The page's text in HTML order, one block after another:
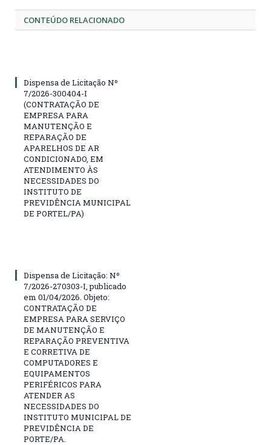
CONTEÚDO RELACIONADO
Dispensa de Licitação Nº
7/2026-300404-I
(CONTRATAÇÃO DE
EMPRESA PARA
MANUTENÇÃO E
REPARAÇÃO DE
APARELHOS DE AR
CONDICIONADO, EM
ATENDIMENTO ÀS
NECESSIDADES DO
INSTITUTO DE
PREVIDÊNCIA MUNICIPAL
DE PORTEL/PA)
Dispensa de Licitação: Nº
7/2026-270303-I, publicado
em 01/04/2026. Objeto:
CONTRATAÇÃO DE
EMPRESA PARA SERVIÇO
DE MANUTENÇÃO E
REPARAÇÃO PREVENTIVA
E CORRETIVA DE
COMPUTADORES E
EQUIPAMENTOS
PERIFÉRICOS PARA
ATENDER AS
NECESSIDADES DO
INSTITUTO MUNICIPAL DE
PREVIDÊNCIA DE
PORTE/PA.